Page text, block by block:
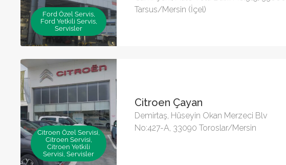
Ford Özel Servis,
Ford Yetkili Servis,
Servisler
Tarsus/Mersin (İçel)
Citroen Özel Servisi,
Citroen Servisi,
Citroen Yetkili
Servisi, Servisler
Citroen Çayan
Demirtaş, Hüseyin Okan Merzeci Blv
No:427-A, 33090 Toroslar/Mersin